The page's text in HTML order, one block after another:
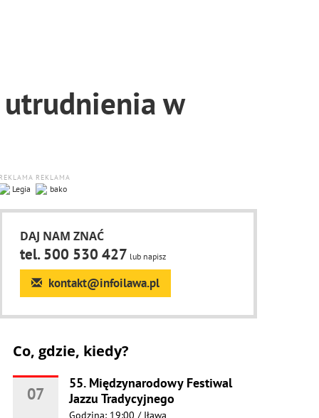
utrudnienia w
REKLAMA
DAJ NAM ZNAĆ
tel. 500 530 427 lub napisz
kontakt@infoilawa.pl
Co, gdzie, kiedy?
07
55. Międzynarodowy Festiwal
Jazzu Tradycyjnego
Godzina: 19:00 / Iława